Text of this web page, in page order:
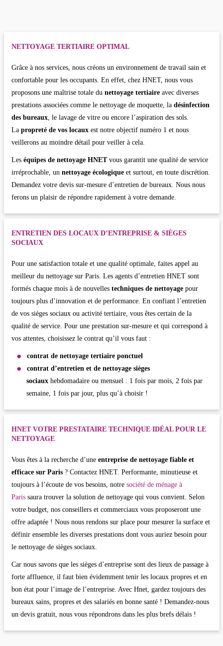
NETTOYAGE TERTIAIRE OPTIMAL
Grâce à nos services, nous créons un environnement de travail sain et
confortable pour les occupants. En effet, chez HNET, nous vous
proposons une maîtrise totale du nettoyage tertiaireavec diverses
prestations associées comme le nettoyage de moquette, la désinfection
des bureaux, le lavage de vitre ou encore l’aspiration des sols.
Lapropreté de vos locauxest notre objectif numéro 1 et nous
veillerons au moindre détail pour veiller à cela.
Les équipes de nettoyage HNETvous garantit une qualité de service
irréprochable, un nettoyage écologiqueet surtout, en toute discrétion.
Demandez votre devis sur-mesure d’entretien de bureaux. Nous nous
ferons un plaisir de répondre rapidement à votre demande.
ENTRETIEN DES LOCAUX D’ENTREPRISE & SIÈGES
SOCIAUX
Pour une satisfaction totale et une qualité optimale, faites appel au
meilleur du nettoyage sur Paris. Les agents d’entretien HNET sont
formés chaque mois à de nouvelles techniques de nettoyagepour
toujours plus d’innovation et de performance. En confiant l’entretien
de vos sièges sociaux ou activité tertiaire, vous êtes certain de la
qualité de service. Pour une prestation sur-mesure et qui correspond à
vos attentes, choisissez le contrat qu’il vous faut :
contrat de nettoyage tertiaire ponctuel
contrat d’entretien et de nettoyage sièges
sociauxhebdomadaire ou mensuel : 1 fois par mois, 2 fois par
semaine, 1 fois par jour, plus qu’à choisir !
HNET VOTRE PRESTATAIRE TECHNIQUE IDÉAL POUR LE
NETTOYAGE
Vous êtes à la recherche d’une entreprise de nettoyage fiable et
efficace sur Paris? Contactez HNET. Performante, minutieuse et
toujours à l’écoute de vos besoins, notre société de ménage à
Parissaura trouver la solution de nettoyage qui vous convient. Selon
votre budget, nos conseillers et commerciaux vous proposeront une
offre adaptée ! Nous nous rendons sur place pour mesurer la surface et
définir ensemble les diverses prestations dont vous auriez besoin pour
le nettoyage de sièges sociaux.
Car nous savons que les sièges d’entreprise sont des lieux de passage à
forte affluence, il faut bien évidemment tenir les locaux propres et en
bon état pour l’image de l’entreprise. Avec Hnet, gardez toujours des
bureaux sains, propres et des salariés en bonne santé ! Demandez-nous
un devis gratuit, nous vous répondrons dans les plus brefs délais !